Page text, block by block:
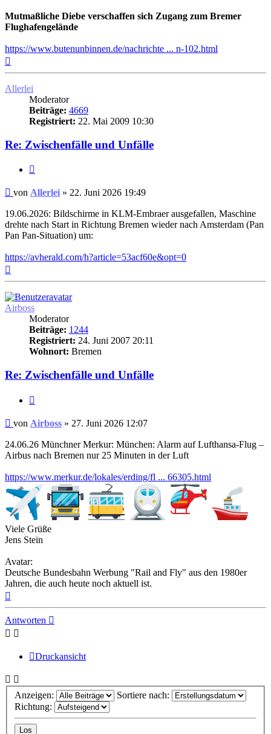
Mutmaßliche Diebe verschaffen sich Zugang zum Bremer
Flughafengelände
https://www.butenunbinnen.de/nachrichte ... n-102.html
Allerlei
Moderator
Beiträge: 4669
Registriert: 22. Mai 2009 10:30
Re: Zwischenfälle und Unfälle
Ungelesener
von Allerlei » 22. Juni 2026 19:49
19.06.2026: Bildschirme in KLM-Embraer ausgefallen, Maschine
drehte nach Start in Richtung Bremen wieder nach Amsterdam (Pan
Pan Pan-Situation) um:
https://avherald.com/h?article=53acf60e&opt=0
Airboss
Moderator
Beiträge: 1244
Registriert: 24. Juni 2007 20:11
Wohnort: Bremen
Re: Zwischenfälle und Unfälle
Ungelesener
von Airboss » 27. Juni 2026 12:07
24.06.26 Münchner Merkur: München: Alarm auf Lufthansa-Flug –
Airbus nach Bremen nur 25 Minuten in der Luft
https://www.merkur.de/lokales/erding/fl ... 66305.html
Viele Grüße
Jens Stein
Avatar:
Deutsche Bundesbahn Werbung "Rail and Fly" aus den 1980er
Jahren, die auch heute noch aktuell ist.
Antworten
Druckansicht
Anzeigen:
Sortiere nach:
Richtung: